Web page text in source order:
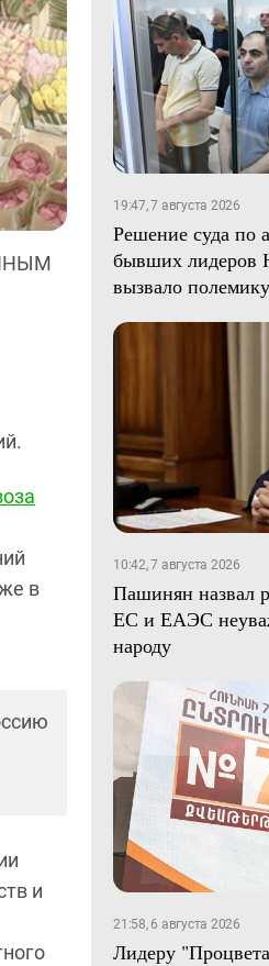
в
и
19:47, 7 августа 2026
Решение суда по
бывших лидеров
вызвало
10:42, 7 августа 2026
Пашинян назвал
ЕС и ЕАЭС
народу
21:58, 6 августа 2026
Лидеру